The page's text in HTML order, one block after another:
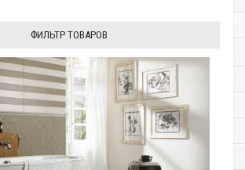
ФИЛЬТР ТОВАРОВ